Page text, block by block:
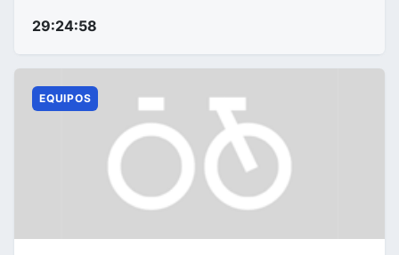
29:24:58
EQUIPOS